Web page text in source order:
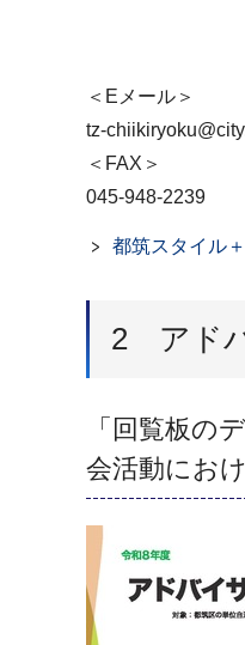
＜Eメール＞
tz-
＜FAX＞
045-948-2239
都筑スタイル
2 アド
「回覧板の
会活動にお